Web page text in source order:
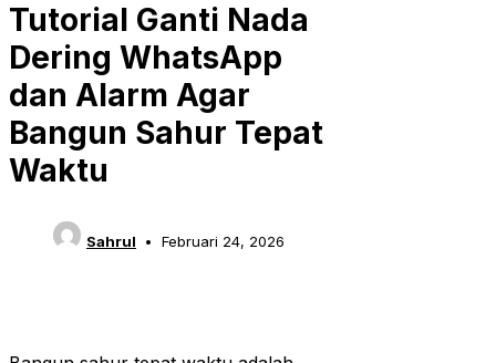
Tutorial Ganti Nada
Dering WhatsApp
dan Alarm Agar
Bangun Sahur Tepat
Waktu
Sahrul Februari 24, 2026